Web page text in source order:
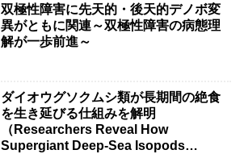
双極性障害に先天的・後天的デノボ変
異がともに関連～双極性障害の病態理
解が一歩前進～
ダイオウグソクムシ類が長期間の絶食
を生き延びる仕組みを解明
（Researchers Reveal How
Supergiant Deep-Sea Isopods